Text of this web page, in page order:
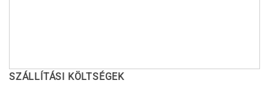
SZÁLLÍTÁSI KÖLTSÉGEK